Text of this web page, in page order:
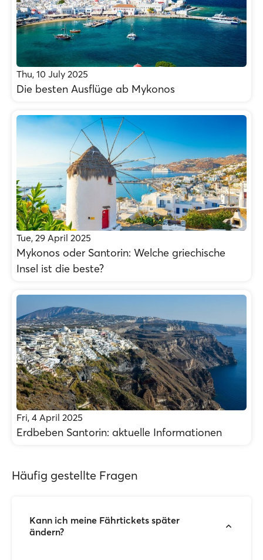
Thu, 10 July 2025
Die besten Ausflüge ab Mykonos
Tue, 29 April 2025
Mykonos oder Santorin: Welche griechische
Insel ist die beste?
Fri, 4 April 2025
Erdbeben Santorin: aktuelle Informationen
Häufig gestellte Fragen
Kann ich meine Fährtickets später
ändern?